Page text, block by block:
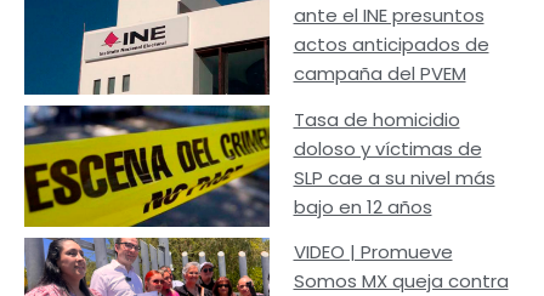
ante el INE presuntos
actos anticipados de
campaña del PVEM
Tasa de homicidio
doloso y víctimas de
SLP cae a su nivel más
bajo en 12 años
VIDEO | Promueve
Somos MX queja contra